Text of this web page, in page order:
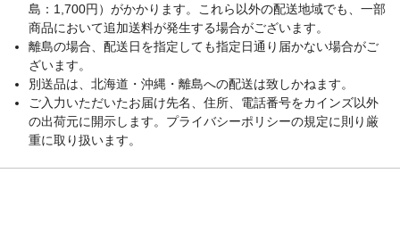
島：1,700円）がかかります。これら以外の配送地域でも、一部
商品において追加送料が発生する場合がございます。
離島の場合、配送日を指定しても指定日通り届かない場合がご
ざいます。
別送品は、北海道・沖縄・離島への配送は致しかねます。
ご入力いただいたお届け先名、住所、電話番号をカインズ以外
の出荷元に開示します。プライバシーポリシーの規定に則り厳
重に取り扱います。